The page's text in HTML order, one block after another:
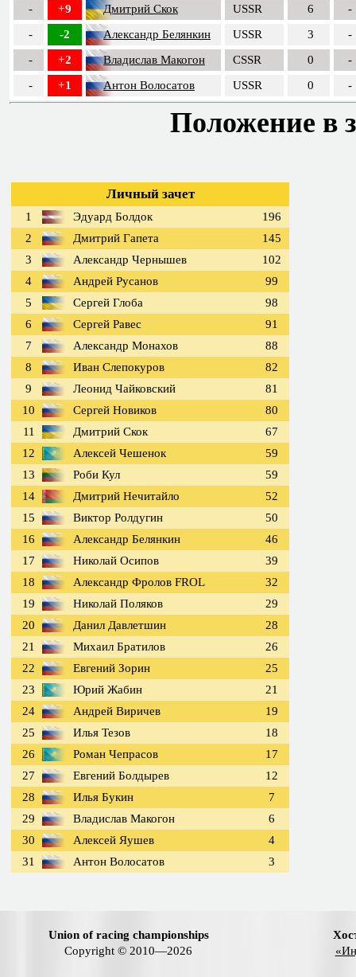
-
+9 Дмитрий Скок USSR 6
-
-
-2 Александр Белянкин USSR 3
-
-
+2 Владислав Макогон CSSR 0
-
-
+1 Антон Волосатов USSR 0 -
Положение в
Личный зачет
1 Эдуард Болдок
196
2
Дмитрий Гапета
145
3
Александр Чернышев
102
4
Андрей Русанов
99
5
Сергей Глоба
98
6
Сергей Равес
91
7
Александр Монахов
88
8
Иван Слепокуров
82
9
Леонид Чайковский
81
10
Сергей Новиков
80
11
Дмитрий Скок
67
12
Алексей Чешенок
59
13
Роби Кул
59
14
Дмитрий Нечитайло
52
15
Виктор Ролдугин
50
16
Александр Белянкин
46
17
Николай Осипов
39
18
Александр Фролов FROL
32
19
Николай Поляков
29
20
Данил Давлетшин
28
21
Михаил Братилов
26
22
Евгений Зорин
25
23
Юрий Жабин
21
24
Андрей Виричев
19
25
Илья Тезов
18
26
Роман Чепрасов
17
27
Евгений Болдырев
12
28
Илья Букин
7
29
Владислав Макогон
6
30
Алексей Яушев
4
31
Антон Волосатов 3
Union of racing championships
Copyright © 2010—2026